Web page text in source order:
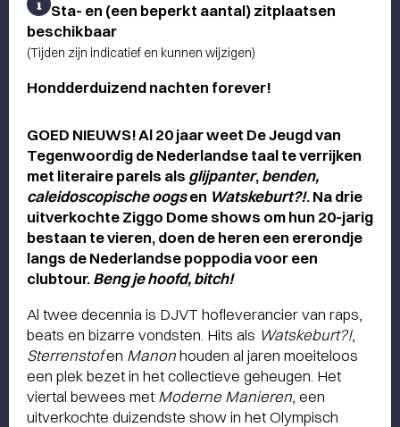
Sta- en (een beperkt aantal) zitplaatsen
beschikbaar
(Tijden zijn indicatief en kunnen wijzigen)
Hondderduizend nachten forever!
GOED NIEUWS! Al 20 jaar weet De Jeugd van
Tegenwoordig de Nederlandse taal te verrijken
met literaire parels als glijpanter,benden,
caleidoscopische oogsen Watskeburt?!. Na drie
uitverkochte Ziggo Dome shows om hun 20-jarig
bestaan te vieren, doen de heren een ererondje
langs de Nederlandse poppodia voor een
clubtour.Beng je hoofd, bitch!
Al twee decennia is DJVT hofleverancier van raps,
beats en bizarre vondsten. Hits als Watskeburt?!,
Sterrenstofen Manonhouden al jaren moeiteloos
een plek bezet in het collectieve geheugen. Het
viertal bewees met Moderne Manieren , een
uitverkochte duizendste show in het Olympisch